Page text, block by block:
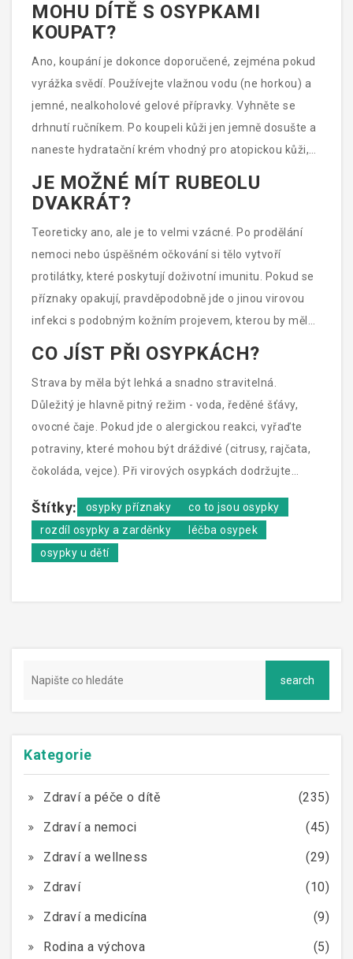
MOHU DÍTĚ S OSYPKAMI
KOUPAT?
Ano, koupání je dokonce doporučené, zejména pokud
vyrážka svědí. Používejte vlažnou vodu (ne horkou) a
jemné, nealkoholové gelové přípravky. Vyhněte se
drhnutí ručníkem. Po koupeli kůži jen jemně dosušte a
naneste hydratační krém vhodný pro atopickou kůži,
pokud je suchá.
JE MOŽNÉ MÍT RUBEOLU
DVAKRÁT?
Teoreticky ano, ale je to velmi vzácné. Po prodělání
nemoci nebo úspěšném očkování si tělo vytvoří
protilátky, které poskytují doživotní imunitu. Pokud se
příznaky opakují, pravděpodobně jde o jinou virovou
infekci s podobným kožním projevem, kterou by měl
vyhodnotit lékař.
CO JÍST PŘI OSYPKÁCH?
Strava by měla být lehká a snadno stravitelná.
Důležitý je hlavně pitný režim - voda, ředěné šťávy,
ovocné čaje. Pokud jde o alergickou reakci, vyřaďte
potraviny, které mohou být dráždivé (citrusy, rajčata,
čokoláda, vejce). Při virových osypkách dodržujte
Štítky: osypky příznaky
co to jsou osypky
rozdíl osypky a zarděnky
léčba osypek
osypky u dětí
Kategorie
Zdraví a péče o dítě
(235)
Zdraví a nemoci
(45)
Zdraví a wellness
(29)
Zdraví
(10)
Zdraví a medicína
(9)
Rodina a výchova
(5)